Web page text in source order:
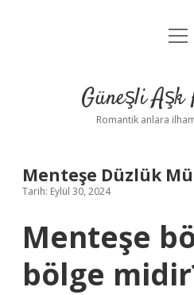
Yasal
Güneşli Aşk
Romantik anlara
Menteşe Düzlük Mü
Tarih: Eylül 30, 2024
Menteşe
bölge